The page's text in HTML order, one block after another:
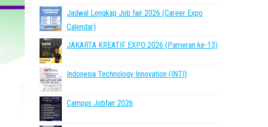
Jadwal Lengkap Job fair 2026 (Career Expo
Calendar)
JAKARTA KREATIF EXPO 2026 (Pameran ke-13)
Indonesia Technology Innovation (INTI)
Campus Jobfair 2026